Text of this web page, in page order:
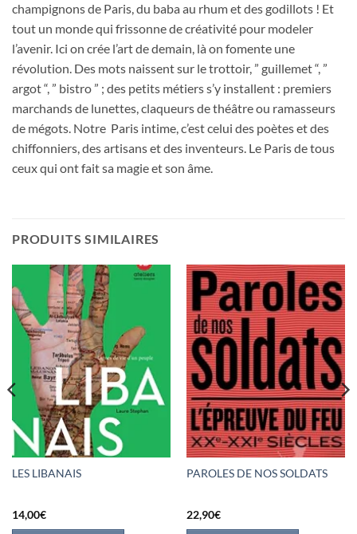
champignons de Paris, du baba au rhum et des godillots ! Et
tout un monde qui frissonne de créativité pour modeler
l’avenir. Ici on crée l’art de demain, là on fomente une
révolution. Des mots naissent sur le trottoir, ” guillemet “, ”
argot “, ” bistro ” ; des petits métiers s’y installent : premiers
marchands de lunettes, claqueurs de théâtre ou ramasseurs
de mégots. Notre Paris intime, c’est celui des poètes et des
chiffonniers, des artisans et des inventeurs. Le Paris de tous
ceux qui ont fait sa magie et son âme.
PRODUITS SIMILAIRES
LES LIBANAIS
14,00€
PAROLES DE NOS SOLDATS
22,90€